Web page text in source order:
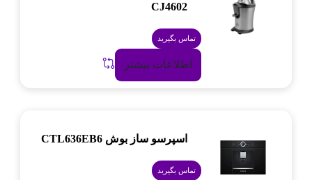
CJ4602
تماس بگیرید
اطلاعات بیشتر
اسپرسو ساز بوش CTL636EB6
تماس بگیرید